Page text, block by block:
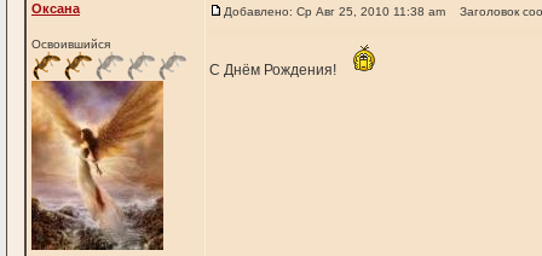
Оксана
Освоившийся
Добавлено: Ср Авг 25, 2010 11:38 am Заголовок
С Днём Рождения!